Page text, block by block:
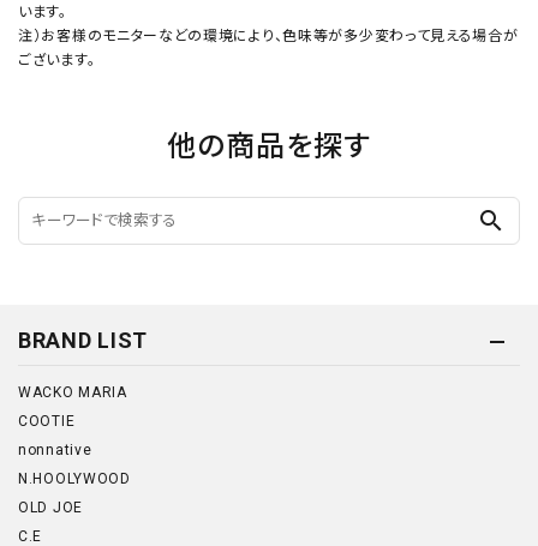
います。
注）お客様のモニターなどの環境により、色味等が多少変わって見える場合が
ございます。
他の商品を探す
search
BRAND LIST
WACKO MARIA
COOTIE
nonnative
N.HOOLYWOOD
OLD JOE
C.E